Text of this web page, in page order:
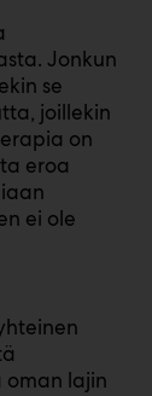
Jonkun
se
joillekin
on
eroa
ei ole
lajin